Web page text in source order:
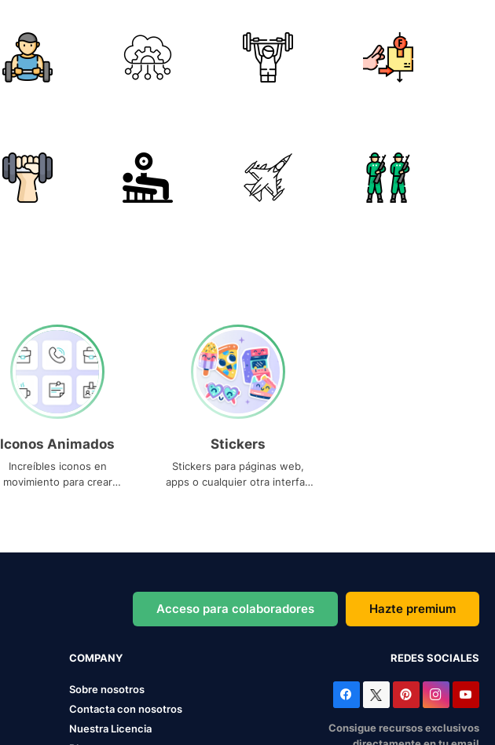
Iconos Animados
Increíbles iconos en
movimiento para crear
Stickers
Stickers para páginas web,
apps o cualquier otra interfaz
Acceso para colaboradores Hazte premium
COMPANY
Sobre nosotros
Contacta con nosotros
Nuestra Licencia
REDES SOCIALES
Consigue recursos exclusivos